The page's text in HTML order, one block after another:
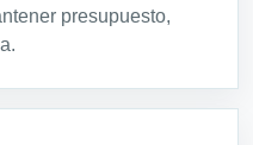
presupuesto,